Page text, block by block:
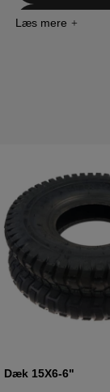
Klik her for
Klik her for
Klik her for
Klik her
Dæk 15X6-6"